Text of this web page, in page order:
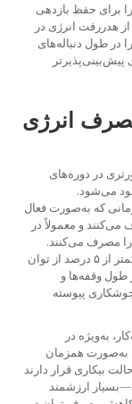
برای حفظ بازدهی
هدررفت انرژی در
در طول دنباله‌های
انرژی
در دوره‌های
می‌شود.
که به‌صورت فعال
و معمولاً در
نامی خود را مصرف می‌کنند.
جوشکار اینورتری مصرف توان در حالت بی‌بار را به کمتر از ۵ درصد از توان
طول وقفه‌ها و
جوشکاری پیوسته
به‌ویژه در
به‌صورت همزمان
بیکاری قرار دارند
ارزشمند